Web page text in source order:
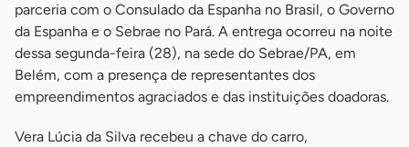
parceria com o Consulado da Espanha no Brasil, o Governo
da Espanha e o Sebrae no Pará. A entrega ocorreu na noite
dessa segunda-feira (28), na sede do Sebrae/PA, em
Belém, com a presença de representantes dos
empreendimentos agraciados e das instituições doadoras.
Vera Lúcia da Silva recebeu a chave do carro,